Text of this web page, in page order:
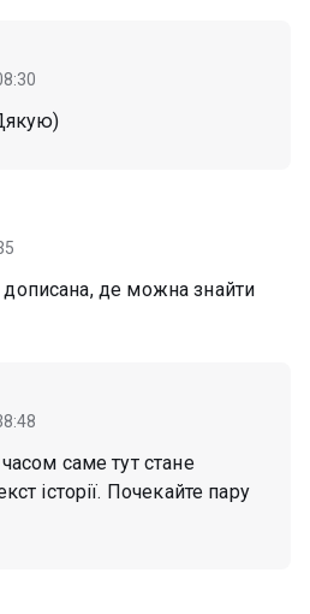
де можна знайти
саме тут стане
історії. Почекайте пару